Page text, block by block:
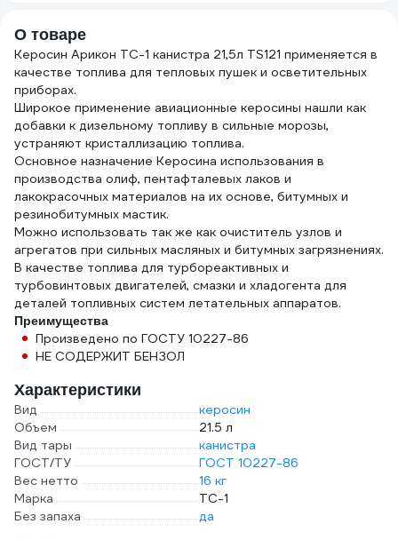
О товаре
Керосин Арикон ТС-1 канистра 21,5л TS121 применяется в
качестве топлива для тепловых пушек и осветительных
приборах.
Широкое применение авиационные керосины нашли как
добавки к дизельному топливу в сильные морозы,
устраняют кристаллизацию топлива.
Основное назначение Керосина использования в
производства олиф, пентафталевых лаков и
лакокрасочных материалов на их основе, битумных и
резинобитумных мастик.
Можно использовать так же как очиститель узлов и
агрегатов при сильных масляных и битумных загрязнениях.
В качестве топлива для турбореактивных и
турбовинтовых двигателей, смазки и хладогента для
деталей топливных систем летательных аппаратов.
Преимущества
Произведено по ГОСТУ 10227-86
НЕ СОДЕРЖИТ БЕНЗОЛ
Характеристики
Вид
керосин
Объем
21.5 л
Вид тары
канистра
ГОСТ/ТУ
ГОСТ 10227-86
Вес нетто
16 кг
Марка
ТС-1
Без запаха
да